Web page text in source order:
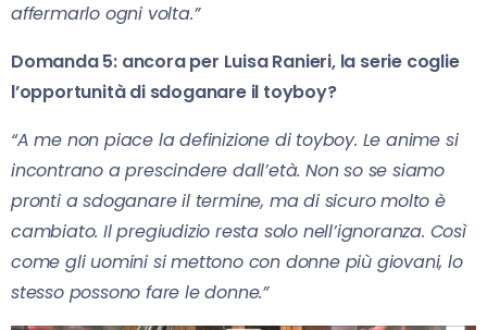
affermarlo ogni volta.”
Domanda 5: ancora per Luisa Ranieri, la serie coglie
l’opportunità di sdoganare il toyboy?
“A me non piace la definizione di toyboy. Le anime si
incontrano a prescindere dall’età. Non so se siamo
pronti a sdoganare il termine, ma di sicuro molto è
cambiato. Il pregiudizio resta solo nell’ignoranza. Così
come gli uomini si mettono con donne più giovani, lo
stesso possono fare le donne.”